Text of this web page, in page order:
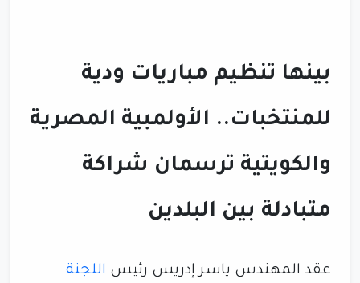
بينها تنظيم مباريات ودية
للمنتخبات.. الأولمبية المصرية
والكويتية ترسمان شراكة
متبادلة بين البلدين
عقد المهندس ياسر إدريس رئيس اللجنة